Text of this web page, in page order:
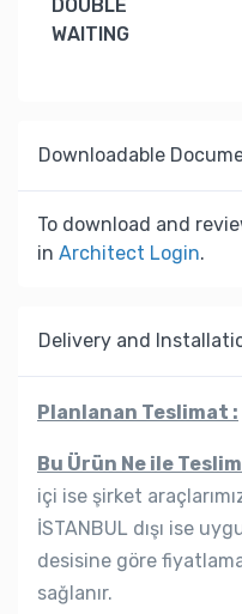
DOUBLE
WAITING
Downloadable
To download and
in Architect Login.
Delivery and
Planlanan Teslimat :
Bu Ürün Ne ile
içi ise şirket
İSTANBUL dışı ise
desisine göre
sağlanır.